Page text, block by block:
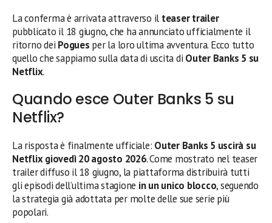
La conferma è arrivata attraverso il teaser trailer
pubblicato il 18 giugno, che ha annunciato ufficialmente il
ritorno dei Pogues per la loro ultima avventura. Ecco tutto
quello che sappiamo sulla data di uscita di Outer Banks 5 su
Netflix.
Quando esce Outer Banks 5 su
Netflix?
La risposta è finalmente ufficiale: Outer Banks 5 uscirà su
Netflix giovedì 20 agosto 2026. Come mostrato nel teaser
trailer diffuso il 18 giugno, la piattaforma distribuirà tutti
gli episodi dell’ultima stagione in un unico blocco, seguendo
la strategia già adottata per molte delle sue serie più
popolari.